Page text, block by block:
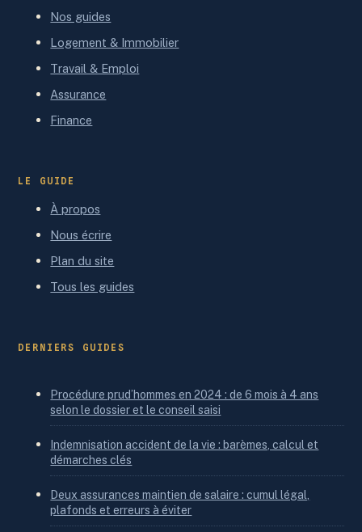
Nos guides
Logement & Immobilier
Travail & Emploi
Assurance
Finance
LE GUIDE
À propos
Nous écrire
Plan du site
Tous les guides
DERNIERS GUIDES
Procédure prud’hommes en 2024 : de 6 mois à 4 ans
selon le dossier et le conseil saisi
Indemnisation accident de la vie : barèmes, calcul et
démarches clés
Deux assurances maintien de salaire : cumul légal,
plafonds et erreurs à éviter